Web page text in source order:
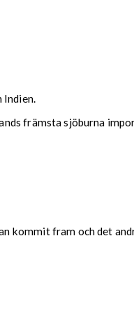
Indien.
främsta sjöburna
kommit fram och det